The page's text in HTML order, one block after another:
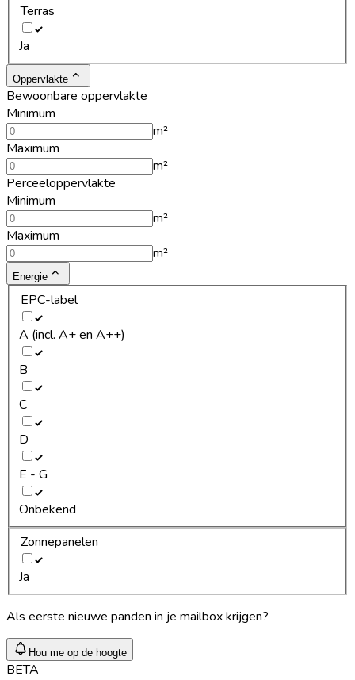
Terras
Ja
Oppervlakte
Bewoonbare oppervlakte
Minimum
m²
Maximum
m²
Perceeloppervlakte
Minimum
m²
Maximum
m²
Energie
EPC-label
A (incl. A+ en A++)
B
C
D
E - G
Onbekend
Zonnepanelen
Ja
Als eerste nieuwe panden in je mailbox krijgen?
Hou me op de hoogte
BETA